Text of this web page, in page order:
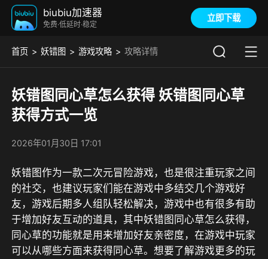
biubiu加速器
免费·低延时·稳定
立即下载
首页 妖错图 游戏攻略 攻略详情
妖错图同心草怎么获得 妖错图同心草
获得方式一览
2026年01月30日 17:01
妖错图作为一款二次元冒险游戏，也是很注重玩家之间
的社交，也建议玩家们能在游戏中多结交几个游戏好
友，游戏后期多人组队轻松解决，游戏中也有很多有助
于增加好友互动的道具，其中妖错图同心草怎么获得，
同心草的功能就是用来增加好友亲密度，在游戏中玩家
可以从哪些方面来获得同心草。想要了解游戏更多的玩